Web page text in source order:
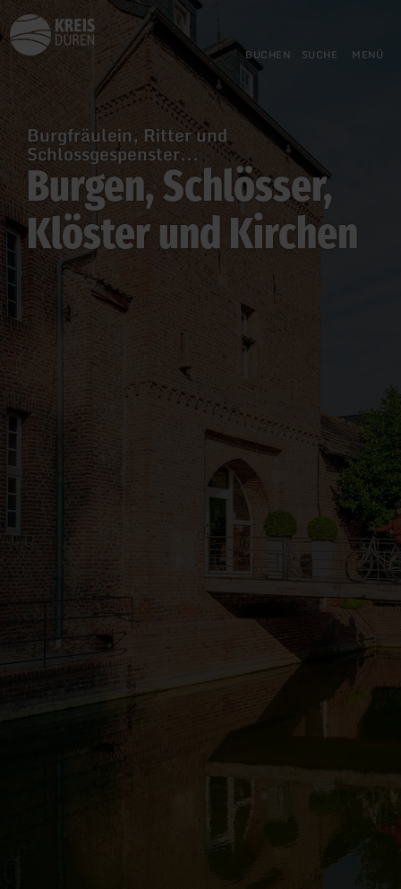
Zurück
zur
Startseite
BUCHEN SUCHE MENÜ
Burgfräulein, Ritter und
Schlossgespenster...
Burgen, Schlösser,
Klöster und Kirchen